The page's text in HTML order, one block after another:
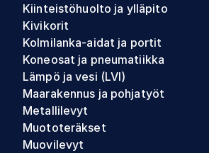
Kiinteistöhuolto ja ylläpito
Kivikorit
Kolmilanka-aidat ja portit
Koneosat ja pneumatiikka
Lämpö ja vesi (LVI)
Maarakennus ja pohjatyöt
Metallilevyt
Muototeräkset
Muovilevyt